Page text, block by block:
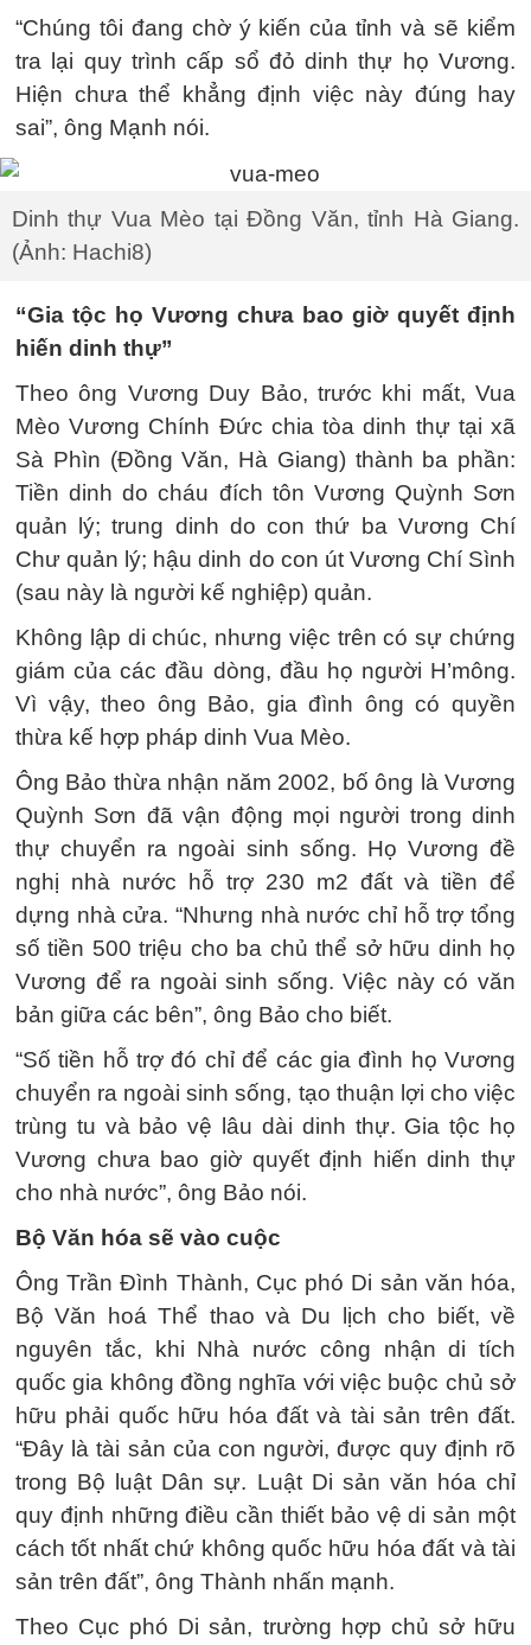
“Chúng tôi đang chờ ý kiến của tỉnh và sẽ kiểm
tra lại quy trình cấp sổ đỏ dinh thự họ Vương.
Hiện chưa thể khẳng định việc này đúng hay
sai”, ông Mạnh nói.
Dinh thự Vua Mèo tại Đồng Văn, tỉnh Hà Giang.
(Ảnh: Hachi8)
“Gia tộc họ Vương chưa bao giờ quyết định
hiến dinh thự”
Theo ông Vương Duy Bảo, trước khi mất, Vua
Mèo Vương Chính Đức chia tòa dinh thự tại xã
Sà Phìn (Đồng Văn, Hà Giang) thành ba phần:
Tiền dinh do cháu đích tôn Vương Quỳnh Sơn
quản lý; trung dinh do con thứ ba Vương Chí
Chư quản lý; hậu dinh do con út Vương Chí Sình
(sau này là người kế nghiệp) quản.
Không lập di chúc, nhưng việc trên có sự chứng
giám của các đầu dòng, đầu họ người H’mông.
Vì vậy, theo ông Bảo, gia đình ông có quyền
thừa kế hợp pháp dinh Vua Mèo.
Ông Bảo thừa nhận năm 2002, bố ông là Vương
Quỳnh Sơn đã vận động mọi người trong dinh
thự chuyển ra ngoài sinh sống. Họ Vương đề
nghị nhà nước hỗ trợ 230 m2 đất và tiền để
dựng nhà cửa. “Nhưng nhà nước chỉ hỗ trợ tổng
số tiền 500 triệu cho ba chủ thể sở hữu dinh họ
Vương để ra ngoài sinh sống. Việc này có văn
bản giữa các bên”, ông Bảo cho biết.
“Số tiền hỗ trợ đó chỉ để các gia đình họ Vương
chuyển ra ngoài sinh sống, tạo thuận lợi cho việc
trùng tu và bảo vệ lâu dài dinh thự. Gia tộc họ
Vương chưa bao giờ quyết định hiến dinh thự
cho nhà nước”, ông Bảo nói.
Bộ Văn hóa sẽ vào cuộc
Ông Trần Đình Thành, Cục phó Di sản văn hóa,
Bộ Văn hoá Thể thao và Du lịch cho biết, về
nguyên tắc, khi Nhà nước công nhận di tích
quốc gia không đồng nghĩa với việc buộc chủ sở
hữu phải quốc hữu hóa đất và tài sản trên đất.
“Đây là tài sản của con người, được quy định rõ
trong Bộ luật Dân sự. Luật Di sản văn hóa chỉ
quy định những điều cần thiết bảo vệ di sản một
cách tốt nhất chứ không quốc hữu hóa đất và tài
sản trên đất”, ông Thành nhấn mạnh.
Theo Cục phó Di sản, trường hợp chủ sở hữu